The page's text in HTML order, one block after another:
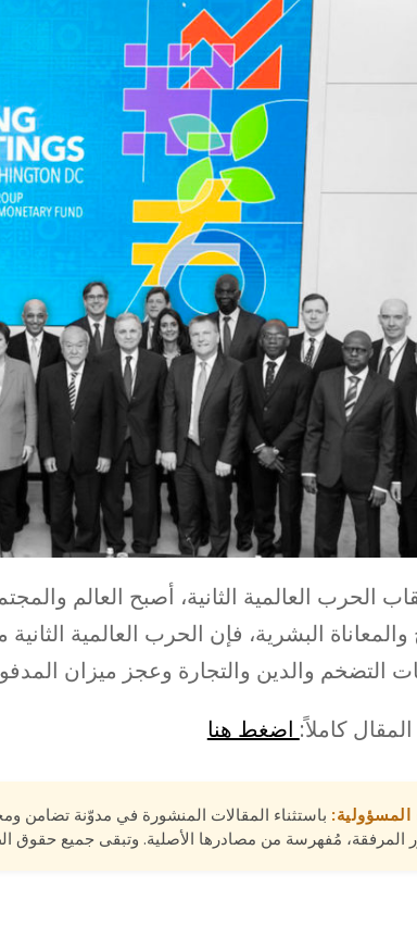
الحرب العالمية الثانية، أصبح العالم
والمعاناة البشرية، فإن الحرب العالمية
التضخم والدين والتجارة وعجز ميزان
كاملاً: اضغط هنا
المسؤولية: باستثناء المقالات المنشورة في مدوّنة تضامن
المرفقة، مُفهرسة من مصادرها الأصلية. وتبقى جميع حقوق